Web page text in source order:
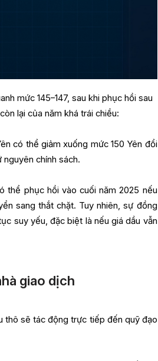
mức 145–147, sau khi phục hồi sau
lại của năm khá trái chiều:
có thể giảm xuống mức 150 Yên đổi
nguyên chính sách.
thể phục hồi vào cuối năm 2025 nếu
sang thắt chặt. Tuy nhiên, sự đồng
suy yếu, đặc biệt là nếu giá dầu vẫn
giao dịch
thô sẽ tác động trực tiếp đến quỹ đạo